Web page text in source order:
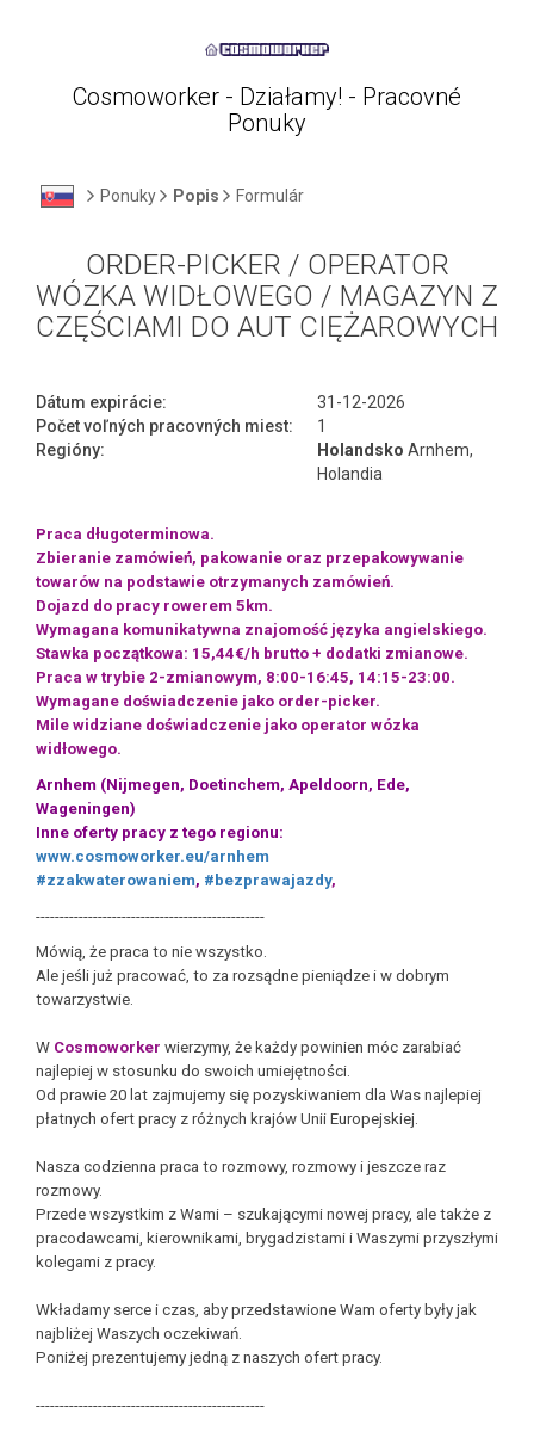
Cosmoworker - Działamy! - Pracovné
Ponuky
Ponuky Popis Formulár
ORDER-PICKER / OPERATOR
WÓZKA WIDŁOWEGO / MAGAZYN Z
CZĘŚCIAMI DO AUT CIĘŻAROWYCH
Dátum expirácie:
31-12-2026
Počet voľných pracovných miest:
1
Regióny:
Holandsko Arnhem,
Holandia
Praca długoterminowa.
Zbieranie zamówień, pakowanie oraz przepakowywanie
towarów na podstawie otrzymanych zamówień.
Dojazd do pracy rowerem 5km.
Wymagana komunikatywna znajomość języka angielskiego.
Stawka początkowa: 15,44€/h brutto + dodatki zmianowe.
Praca w trybie 2-zmianowym, 8:00-16:45, 14:15-23:00.
Wymagane doświadczenie jako order-picker.
Mile widziane doświadczenie jako operator wózka
widłowego.
Arnhem (Nijmegen, Doetinchem, Apeldoorn, Ede,
Wageningen)
Inne oferty pracy z tego regionu:
www.cosmoworker.eu/arnhem
#zzakwaterowaniem, #bezprawajazdy,
------------------------------------------------
Mówią, że praca to nie wszystko.
Ale jeśli już pracować, to za rozsądne pieniądze i w dobrym
towarzystwie.
W Cosmoworker wierzymy, że każdy powinien móc zarabiać
najlepiej w stosunku do swoich umiejętności.
Od prawie 20 lat zajmujemy się pozyskiwaniem dla Was najlepiej
płatnych ofert pracy z różnych krajów Unii Europejskiej.
Nasza codzienna praca to rozmowy, rozmowy i jeszcze raz
rozmowy.
Przede wszystkim z Wami – szukającymi nowej pracy, ale także z
pracodawcami, kierownikami, brygadzistami i Waszymi przyszłymi
kolegami z pracy.
Wkładamy serce i czas, aby przedstawione Wam oferty były jak
najbliżej Waszych oczekiwań.
Poniżej prezentujemy jedną z naszych ofert pracy.
------------------------------------------------